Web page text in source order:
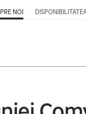
NOI